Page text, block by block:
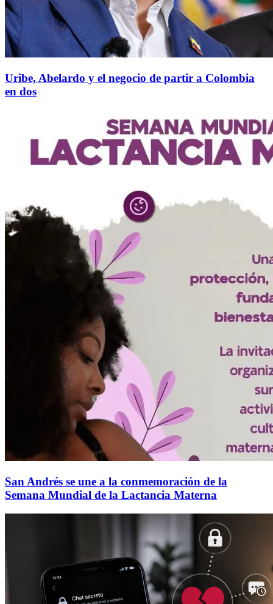
Uribe, Abelardo y el negocio de partir a Colombia
en dos
San Andrés se une a la conmemoración de la
Semana Mundial de la Lactancia Materna